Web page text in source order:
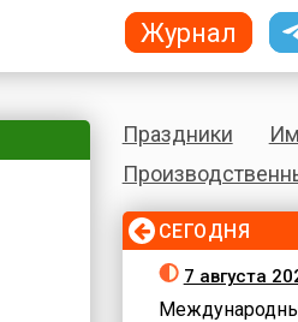
Праздники
СЕГОДНЯ
7 августа
Журнал